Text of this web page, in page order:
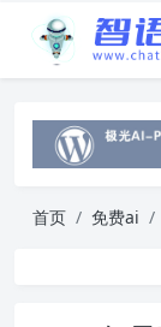
首页 免费ai